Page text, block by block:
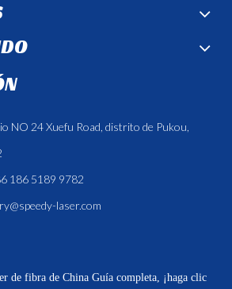
NO 24 Xuefu Road, distrito de Pukou,
186 5189 9782
laser.com
de fibra de China Guía completa, ¡haga clic